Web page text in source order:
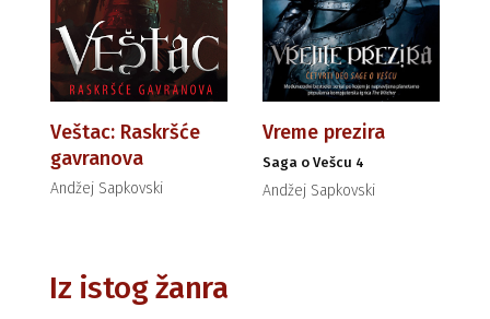
Veštac: Raskršće
gavranova
Andžej Sapkovski
Vreme prezira
Saga o Vešcu 4
Andžej Sapkovski
Iz istog žanra